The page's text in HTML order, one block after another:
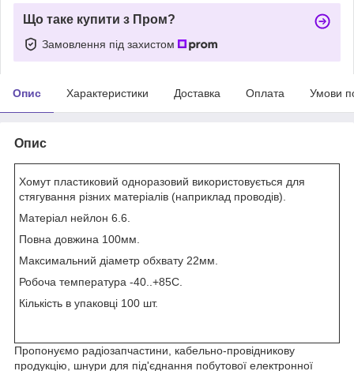
Що таке купити з Пром?
Замовлення під захистом
Опис Характеристики Доставка Оплата Умови
Опис
Хомут пластиковий одноразовий використовується для
стягування різних матеріалів (наприклад проводів).
Матеріал нейлон 6.6.
Повна довжина 100мм.
Максимальний діаметр обхвату 22мм.
Робоча температура -40..+85С.
Кількість в упаковці 100 шт.
Пропонуємо радіозапчастини, кабельно-провідникову
продукцію, шнури для під'єднання побутової електронної